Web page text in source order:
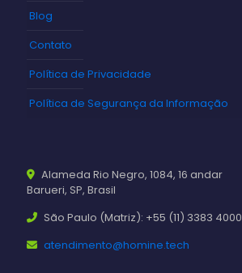
Blog
Contato
Política de Privacidade
Política de Segurança da Informação
Alameda Rio Negro, 1084, 16 andar
Barueri, SP, Brasil
São Paulo (Matriz): +55 (11) 3383 4000
atendimento@homine.tech